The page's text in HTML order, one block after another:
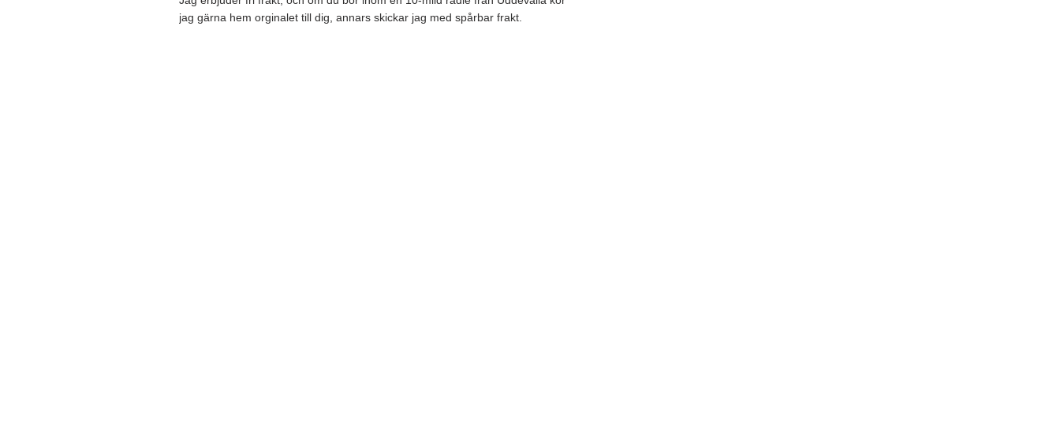
jag gärna hem orginalet till dig, annars skickar jag med spårbar frakt.